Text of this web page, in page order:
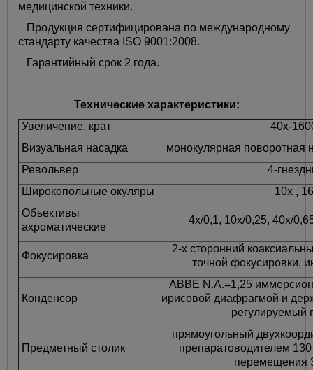
медицинской техники.
Продукция сертифицирована по международному
стандарту качества ISO 9001:2008.
Гарантийный срок 2 года.
Технические характеристики:
Увеличение, крат
40х-
Визуальная насадка
монокулярная поворотная
Револьвер
4-
Широкопольные окуляры
10х ,
Объективы
ахроматические
4х/0,1, 10х/0,25, 40х/
Фокусировка
2-х сторонний
точной фокусировки,
Конденсор
ABBE N.A.=1,25
ирисовой диафрагмой и
регулируемый
Предметный столик
прямоугольный
препаратоводителем
перемещения